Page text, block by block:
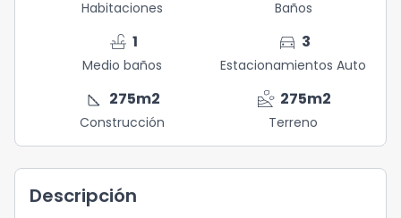
Habitaciones Baños
faucet 1
Medio baños
directions_car 3
Estacionamientos Auto
square_foot 275m2
Construcción
landslide 275m2
Terreno
Descripción